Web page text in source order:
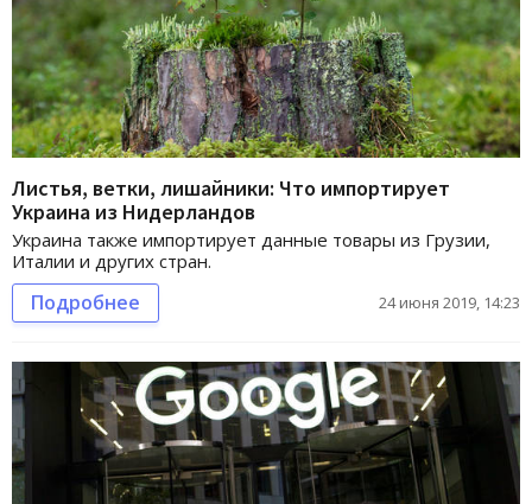
Листья, ветки, лишайники: Что импортирует
Украина из Нидерландов
Украина также импортирует данные товары из Грузии,
Италии и других стран.
Подробнее 24 июня 2019, 14:23